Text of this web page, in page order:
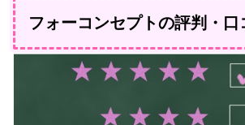
フォーコンセプトの評判・口